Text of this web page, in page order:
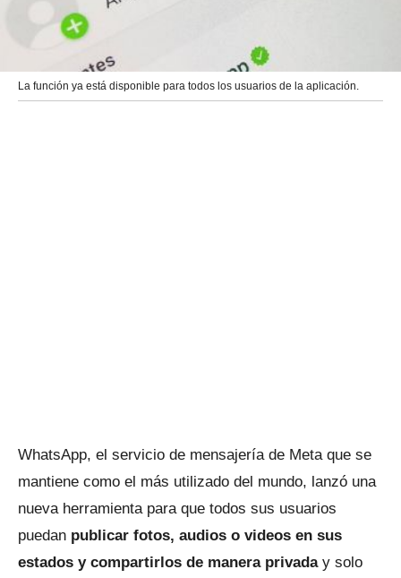
La función ya está disponible para todos los usuarios de la aplicación.
WhatsApp, el servicio de mensajería de Meta que se
mantiene como el más utilizado del mundo, lanzó una
nueva herramienta para que todos sus usuarios
puedan publicar fotos, audios o videos en sus
estados y compartirlos de manera privaday solo